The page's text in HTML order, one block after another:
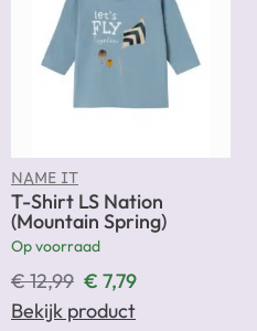
NAME IT
T-Shirt LS Nation
(Mountain Spring)
Op voorraad
€12,99 € 7,79
Bekijk product